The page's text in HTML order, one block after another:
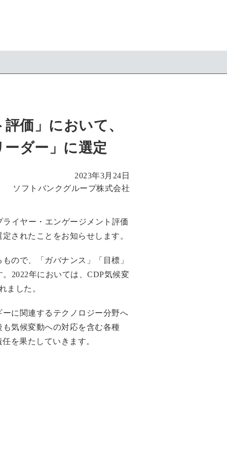
価」において、
ダー」に選定
2023年3月24日
ソフトバンクグループ株式会社
イヤー・エンゲージメント評価
されたことをお知らせします。
ので、「ガバナンス」「目標」
2022年においては、CDP気候変
ました。
に関連するテクノロジー分野へ
気候変動への対応を含む各種
を果たしていきます。